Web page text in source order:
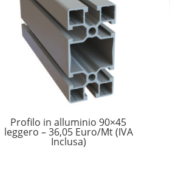
Profilo in alluminio 90×45
leggero – 36,05 Euro/Mt (IVA
Inclusa)